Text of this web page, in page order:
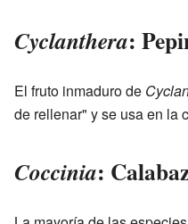
Cyclanthera:
El fruto inmaduro de
de rellenar" y se usa en la
Coccinia: